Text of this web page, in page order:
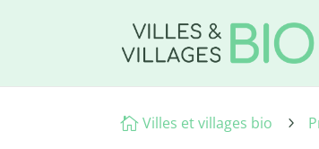
 Villes et villages bio 5